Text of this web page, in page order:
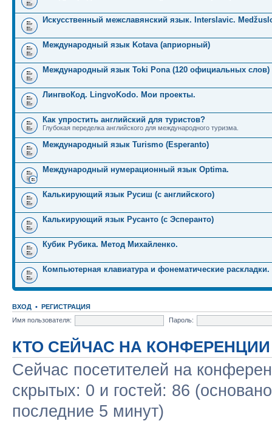
Искусственный межславянский язык. Interslavic.
Международный язык Kotava (априорный)
Международный язык Toki Pona (120 официальных слов)
ЛингвоКод. LingvoKodo. Мои проекты.
Как упростить английский для туристов?
Глубокая переделка английского для международного туризма.
Международный язык Turismo (Esperanto)
Международный нумерационный язык Optima.
Калькирующий язык Русиш (с английского)
Калькирующий язык Русанто (с Эсперанто)
Кубик Рубика. Метод Михайленко.
Компьютерная клавиатура и фонематические раскладки.
ВХОД • РЕГИСТРАЦИЯ
Имя пользователя:
Пароль:
КТО СЕЙЧАС НА КОНФЕРЕНЦИИ
Сейчас посетителей на
скрытых: 0 и гостей: 86
последние 5 минут)